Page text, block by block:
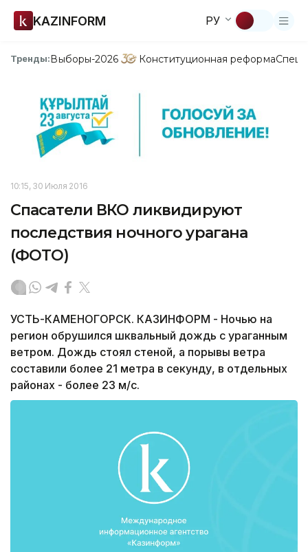
KAZINFORM РУ
Тренды:Выборы-2026 Конституционная реформа
10:15, 30 Июля 2016
Спасатели ВКО ликвидируют
последствия ночного урагана
(ФОТО)
УСТЬ-КАМЕНОГОРСК. КАЗИНФОРМ - Ночью на
регион обрушился шквальный дождь с ураганным
ветром. Дождь стоял стеной, а порывы ветра
составили более 21 метра в секунду, в отдельных
районах - более 23 м/с.